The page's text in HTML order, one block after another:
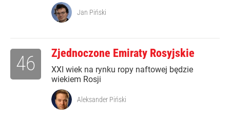
Jan Piński
Zjednoczone Emiraty Rosyjskie
XXI wiek na rynku ropy naftowej będzie
wiekiem Rosji
46
Aleksander Piński